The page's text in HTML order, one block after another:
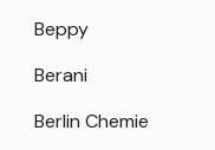
Beppy
Berani
Berlin Chemie